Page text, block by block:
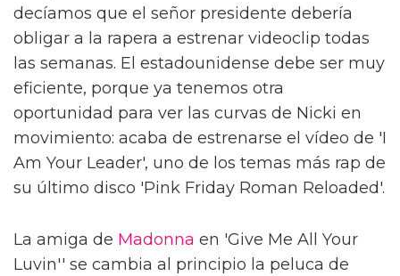
decíamos que el señor presidente debería
obligar a la rapera a estrenar videoclip todas
las semanas. El estadounidense debe ser muy
eficiente, porque ya tenemos otra
oportunidad para ver las curvas de Nicki en
movimiento: acaba de estrenarse el vídeo de 'I
Am Your Leader', uno de los temas más rap de
su último disco 'Pink Friday Roman Reloaded'.
La amiga de Madonna en 'Give Me All Your
Luvin'' se cambia al principio la peluca de